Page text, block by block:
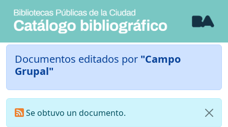
Documentos editados por "Campo
Grupal"
Se obtuvo un documento.